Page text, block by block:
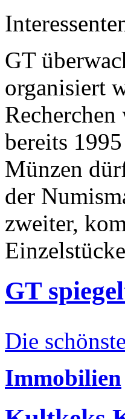
GT
organisiert
bereits
Münzen
der
zweiter,
GT
Die
Immobilien